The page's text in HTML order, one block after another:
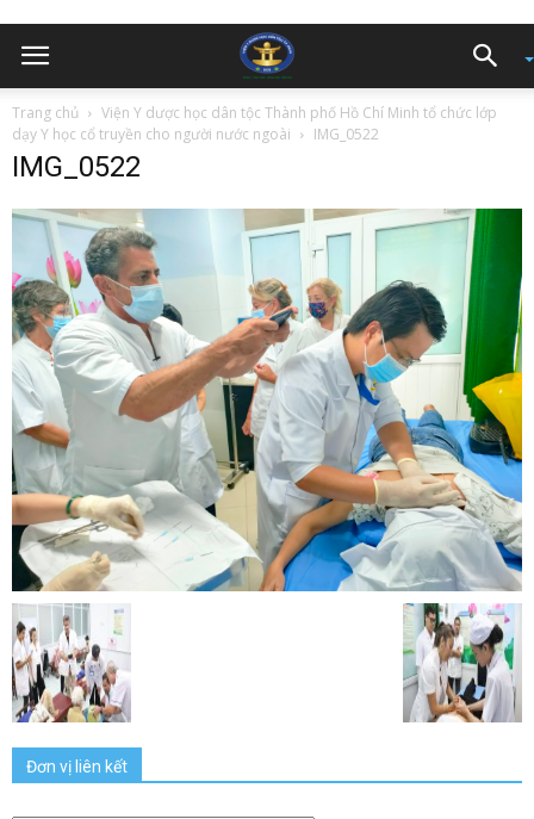
Trang chủ
Viện Y dược học dân tộc Thành phố Hồ Chí Minh tổ chức lớp
dạy Y học cổ truyền cho người nước ngoài
IMG_0522
IMG_0522
Đơn vị liên kết